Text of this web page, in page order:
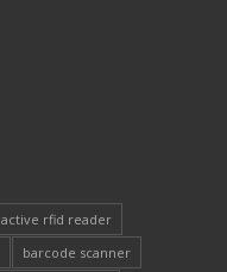
active rfid reader
barcode scanner